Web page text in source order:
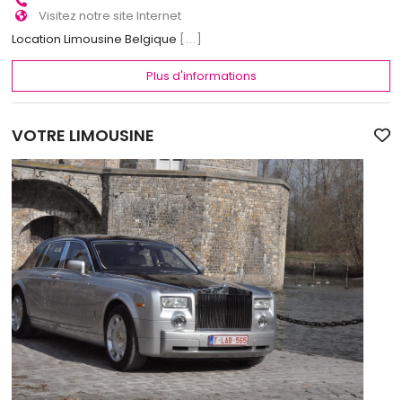
Visitez notre site Internet
Location Limousine Belgique
[...]
Plus d'informations
VOTRE LIMOUSINE